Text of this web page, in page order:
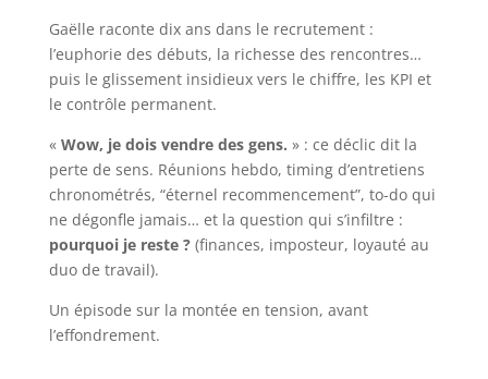
Gaëlle raconte dix ans dans le recrutement :
l’euphorie des débuts, la richesse des rencontres…
puis le glissement insidieux vers le chiffre, les KPI et
le contrôle permanent.
« Wow, je dois vendre des gens. » : ce déclic dit la
perte de sens. Réunions hebdo, timing d’entretiens
chronométrés, “éternel recommencement”, to-do qui
ne dégonfle jamais… et la question qui s’infiltre :
pourquoi je reste ?(finances, imposteur, loyauté au
duo de travail).
Un épisode sur la montée en tension, avant
l’effondrement.